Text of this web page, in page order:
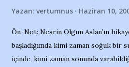
Yazan: vertumnus Haziran 10,
Ön-Not: Nesrin Olgun Aslan’ın
başladığımda kimi zaman soğuk bir
içinde, kimi zaman sonunda